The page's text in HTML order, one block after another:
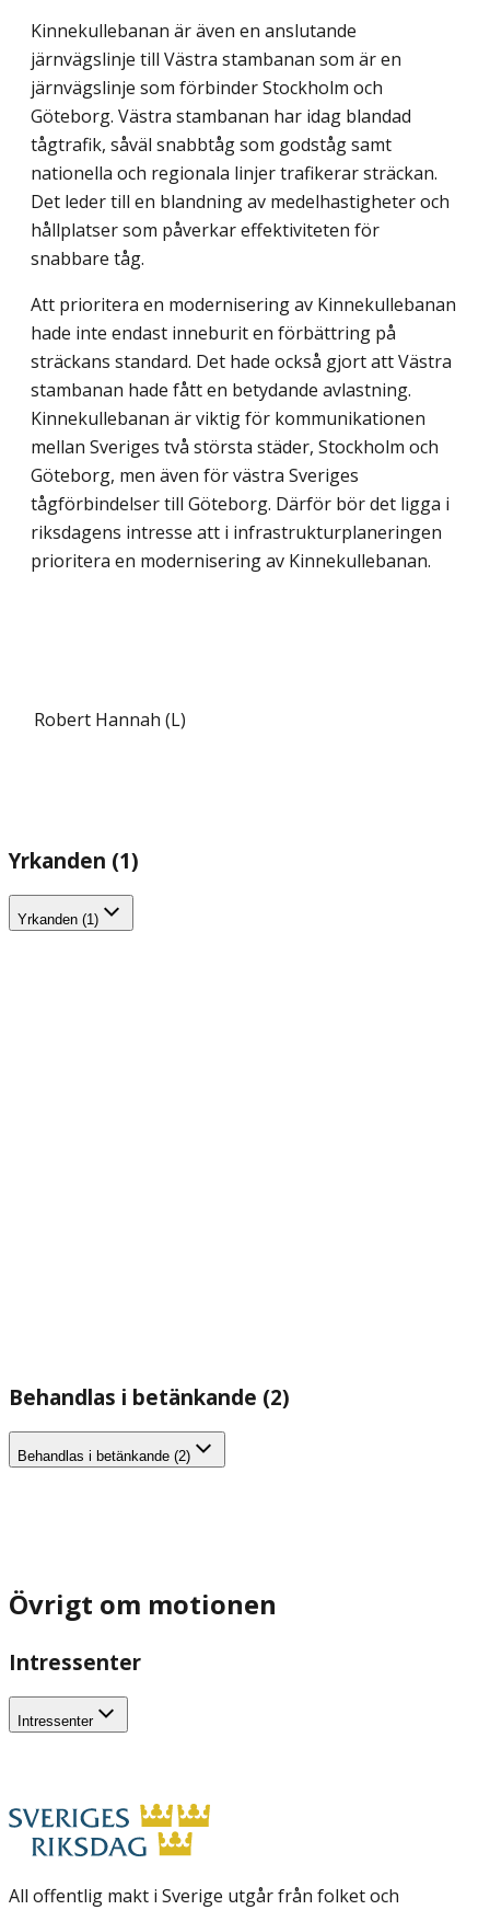
Kinnekullebanan är även en anslutande
järnvägslinje till Västra stambanan som är en
järnvägslinje som förbinder Stockholm och
Göteborg. Västra stambanan har idag blandad
tågtrafik, såväl snabbtåg som godståg samt
nationella och regionala linjer trafikerar sträckan.
Det leder till en blandning av medelhastigheter och
hållplatser som påverkar effektiviteten för
snabbare tåg.
Att prioritera en modernisering av Kinnekullebanan
hade inte endast inneburit en förbättring på
sträckans standard. Det hade också gjort att Västra
stambanan hade fått en betydande avlastning.
Kinnekullebanan är viktig för kommunikationen
mellan Sveriges två största städer, Stockholm och
Göteborg, men även för västra Sveriges
tågförbindel­ser till Göteborg. Därför bör det ligga i
riksdagens intresse att i infrastrukturplaneringen
prioritera en modernisering av Kinnekullebanan.
Robert Hannah (L)
Yrkanden (1)
Yrkanden (1)
Behandlas i betänkande (2)
Behandlas i betänkande (2)
Övrigt om motionen
Intressenter
Intressenter
All offentlig makt i Sverige utgår från folket och